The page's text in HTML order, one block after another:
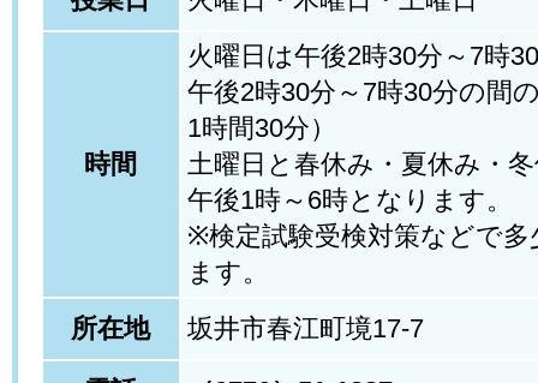
時間
火曜日は午後2時30分～7時
午後2時30分～7時30分の間
1時間30分）
土曜日と春休み・夏休み・
午後1時～6時となります。
※検定試験受検対策などで
ます。
所在地
坂井市春江町境17-7